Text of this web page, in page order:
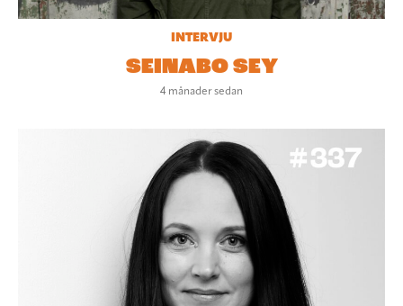
INTERVJU
SEINABO SEY
4 månader sedan